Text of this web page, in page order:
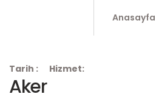
Anasayfa
Tarih : Hizmet:
Aker